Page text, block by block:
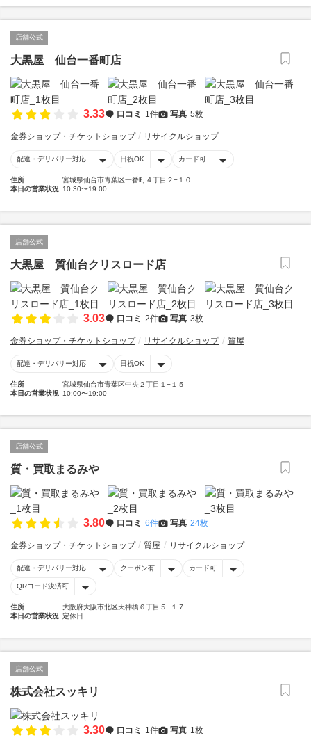
店舗公式
大黒屋 仙台一番町店
3.33 口コミ 1件 写真 5枚
金券ショップ・チケットショップ リサイクルショップ
配達・デリバリー対応 日祝OK カード可
住所
宮城県仙台市青葉区一番町４丁目２−１０
本日の営業状況 10:30〜19:00
店舗公式
大黒屋 質仙台クリスロード店
3.03 口コミ 2件 写真 3枚
金券ショップ・チケットショップ リサイクルショップ 質屋
配達・デリバリー対応 日祝OK
住所
宮城県仙台市青葉区中央２丁目１−１５
本日の営業状況 10:00〜19:00
店舗公式
質・買取まるみや
3.80 口コミ 6件 写真 24枚
金券ショップ・チケットショップ 質屋 リサイクルショップ
配達・デリバリー対応 クーポン有 カード可
QRコード決済可
住所
大阪府大阪市北区天神橋６丁目５−１７
本日の営業状況 定休日
店舗公式
株式会社スッキリ
3.30 口コミ 1件 写真 1枚